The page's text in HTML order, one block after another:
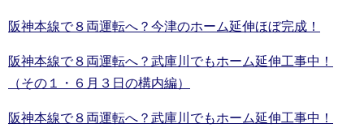
阪神本線で８両運転へ？今津のホーム延伸ほぼ完成！
阪神本線で８両運転へ？武庫川でもホーム延伸工事中！
（その１・６月３日の構内編）
阪神本線で８両運転へ？武庫川でもホーム延伸工事中！